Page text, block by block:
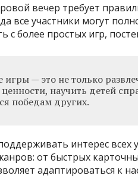
вечер требует
все участники могут
с более простых игр,
— это не только
научить детей
победам других.
интерес всех
от быстрых
адаптироваться к